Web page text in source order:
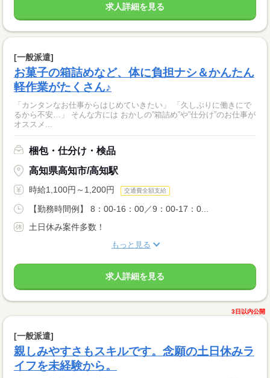
求人詳細を見る
[一般派遣]
お菓子の箱詰めなど、体に負担ナシ＆かんたん
軽作業がたくさん♪
「カンタンなお仕事からはじめていきたい」 「久しぶりに働きにで
るから不安…」 そんな方には おかしの”箱詰め”や”仕分け”のお仕事が
オススメ...
梱包・仕分け・検品
高知県高知市/高知駅
時給1,100円～1,200円 交通費全額支給
【勤務時間例】 8：00-16：00／9：00-17：0...
土日休み案件多数！
もっと見る
求人詳細を見る
3日以内公開
[一般派遣]
親しみやすさもスキルです。念願の土日休みラ
イフを未経験から。